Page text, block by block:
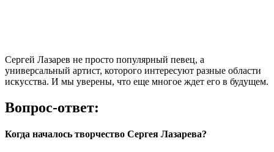
Сергей Лазарев не просто популярный певец, а
универсальный артист, которого интересуют разные области
искусства. И мы уверены, что еще многое ждет его в будущем.
Вопрос-ответ:
Когда началось творчество Сергея Лазарева?